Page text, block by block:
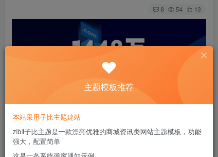
8 54 13
全国知名的网站DNS解析网站帝恩思，把它的 核
心资产DNS.COM
主题模板推荐
本站采用子比主题建站
zibll子比主题是一款漂亮优雅的商城资讯类网站主题模板，功能
强大，配置简单